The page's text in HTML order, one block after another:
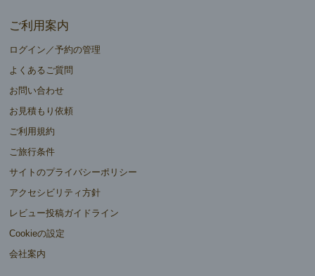
ご利用案内
ログイン／予約の管理
よくあるご質問
お問い合わせ
お見積もり依頼
ご利用規約
ご旅行条件
サイトのプライバシーポリシー
アクセシビリティ方針
レビュー投稿ガイドライン
Cookieの設定
会社案内